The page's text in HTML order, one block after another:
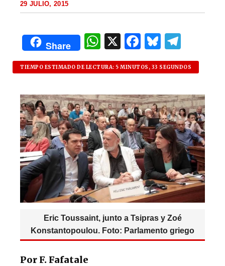
29 JULIO, 2015
Share
W
h
at
s
A
p
p
X F
a
c
e
b
o
o
k
B
lu
es
k
y
el
e
g
ra
m
TIEMPO ESTIMADO DE LECTURA: 5 MINUTOS, 33 SEGUNDOS
Eric Toussaint, junto a Tsipras y Zoé
Konstantopoulou. Foto: Parlamento griego
Por F. Fafatale